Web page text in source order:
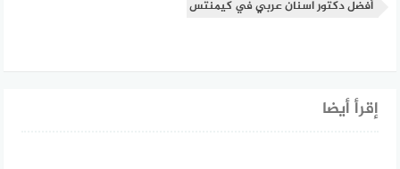
أفضل دكتور اسنان عربي في كيمنتس
إقرأ أيضا